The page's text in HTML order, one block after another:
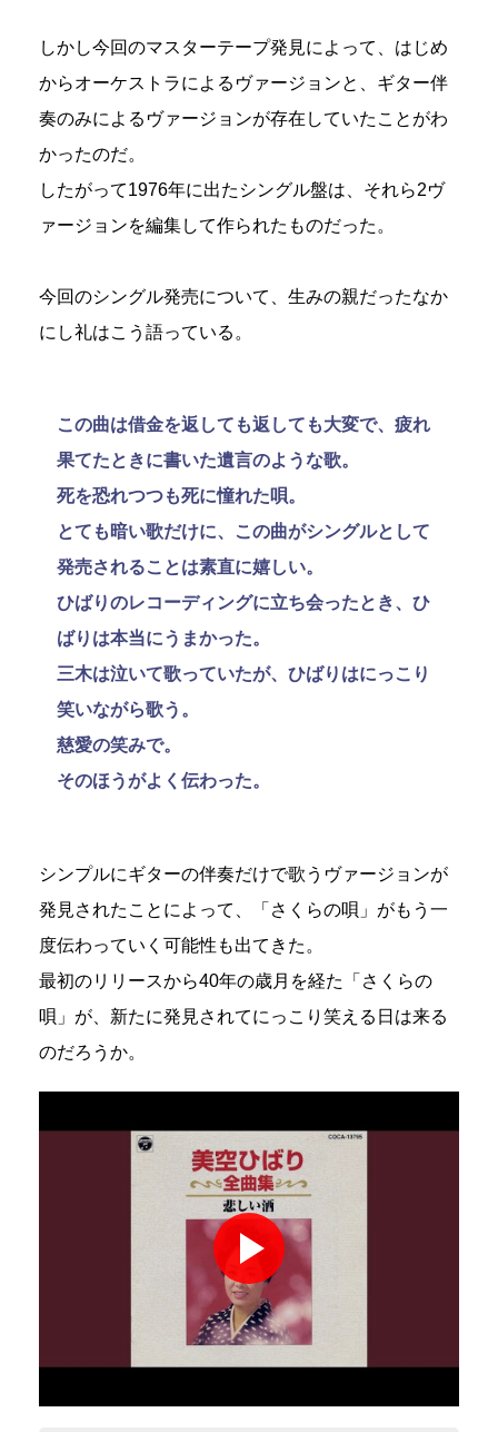
しかし今回のマスターテープ発見によって、はじめ
からオーケストラによるヴァージョンと、ギター伴
奏のみによるヴァージョンが存在していたことがわ
かったのだ。
したがって1976年に出たシングル盤は、それら2ヴ
ァージョンを編集して作られたものだった。
今回のシングル発売について、生みの親だったなか
にし礼はこう語っている。
この曲は借金を返しても返しても大変で、疲れ
果てたときに書いた遺言のような歌。
死を恐れつつも死に憧れた唄。
とても暗い歌だけに、この曲がシングルとして
発売されることは素直に嬉しい。
ひばりのレコーディングに立ち会ったとき、ひ
ばりは本当にうまかった。
三木は泣いて歌っていたが、ひばりはにっこり
笑いながら歌う。
慈愛の笑みで。
そのほうがよく伝わった。
シンプルにギターの伴奏だけで歌うヴァージョンが
発見されたことによって、「さくらの唄」がもう一
度伝わっていく可能性も出てきた。
最初のリリースから40年の歳月を経た「さくらの
唄」が、新たに発見されてにっこり笑える日は来る
のだろうか。